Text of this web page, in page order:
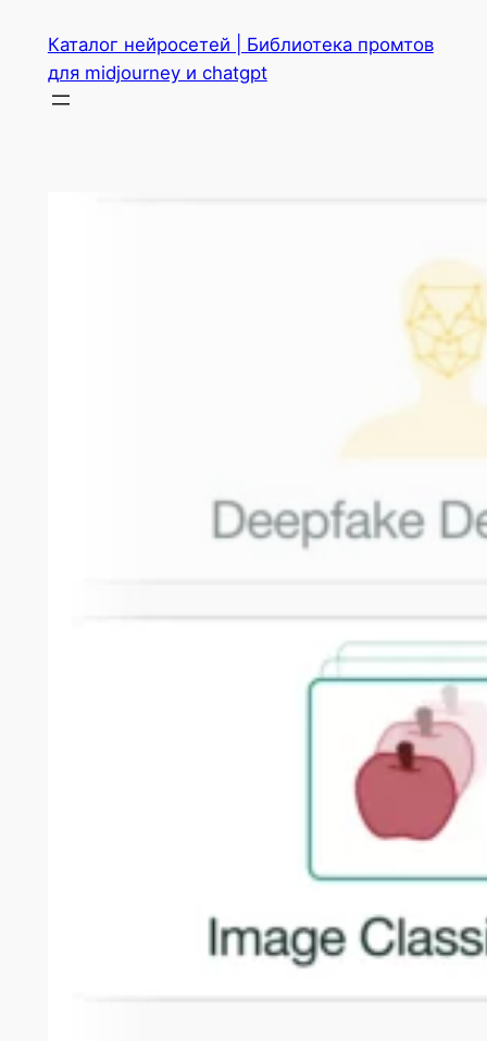
содержимому
Каталог нейросетей | Библиотека промтов
для midjourney и chatgpt